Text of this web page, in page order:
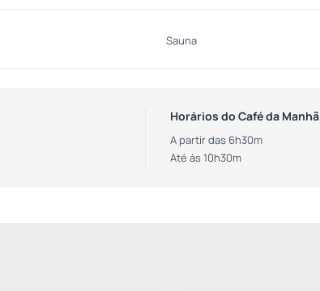
Sauna
Horários do Café da Manhã
A partir das 6h30m
Até às 10h30m